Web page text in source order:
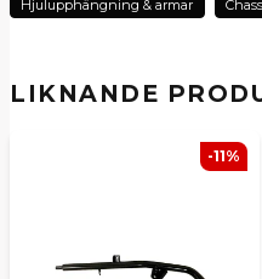
LIKNANDE
-11%
Namn
email
Hjulupphängning & armar